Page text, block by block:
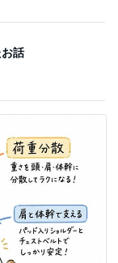
話